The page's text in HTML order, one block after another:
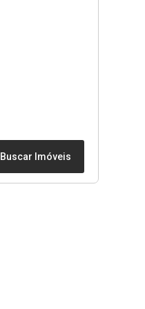
Buscar Imóveis